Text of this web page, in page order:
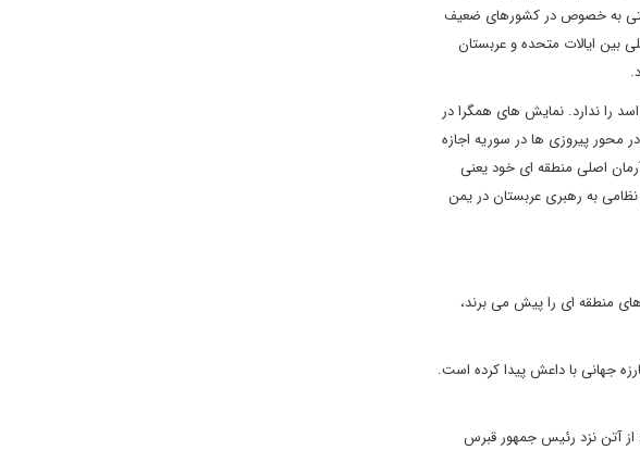
به خصوص در کشورهای ضعیف
در رابطه فعلی بین ایالات متحده و عربستان
را ندارد. نمایش های همگرا در
محور پیروزی ها در سوریه اجازه
اصلی منطقه ای خود یعنی
به رهبری عربستان در یمن
منطقه ای را پیش می برند،
جهانی با داعش پیدا کرده است.
قطر، کویت، عمان، امارات و اردن در نیکوزیا سفارتخانه دارند درحالی که سفیر عربستان در یونان استوارنامه اش را در سال 2015 از آتن نزد رئیس جمهور قبرس